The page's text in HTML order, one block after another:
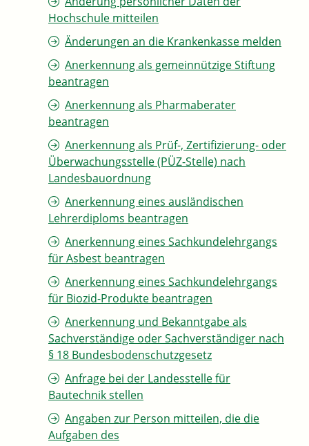
Hochschule mitteilen
Änderungen an die Krankenkasse melden
Anerkennung als gemeinnützige Stiftung
beantragen
Anerkennung als Pharmaberater
beantragen
Anerkennung als Prüf-, Zertifizierung- oder
Überwachungsstelle (PÜZ-Stelle) nach
Landesbauordnung
Anerkennung eines ausländischen
Lehrerdiploms beantragen
Anerkennung eines Sachkundelehrgangs
für Asbest beantragen
Anerkennung eines Sachkundelehrgangs
für Biozid-Produkte beantragen
Anerkennung und Bekanntgabe als
Sachverständige oder Sachverständiger nach
§ 18 Bundesbodenschutzgesetz
Anfrage bei der Landesstelle für
Bautechnik stellen
Angaben zur Person mitteilen, die die
Aufgaben des